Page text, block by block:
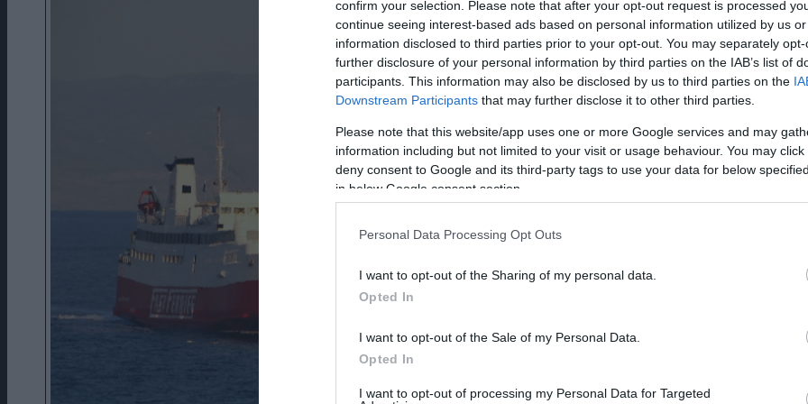
confirm your selection. Please note that after your opt-out request is processed
continue seeing interest-based ads based on personal information utilized by us
information disclosed to third parties prior to your opt-out. You may separately
further disclosure of your personal information by third parties on the IAB’s list of
participants. This information may also be disclosed by us to third parties on the
Downstream Participants that may further disclose it to other third parties.
Please note that this website/app uses one or more Google services and may
information including but not limited to your visit or usage behaviour. You may
deny consent to Google and its third-party tags to use your data for below
in below Google consent section.
Personal Data Processing Opt Outs
I want to opt-out of the Sharing of my personal data.
Opted In
I want to opt-out of the Sale of my Personal Data.
Opted In
I want to opt-out of processing my Personal Data for Targeted